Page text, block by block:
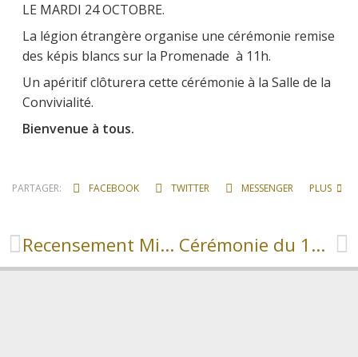
LE MARDI 24 OCTOBRE.
La légion étrangère organise une cérémonie remise
des képis blancs sur la Promenade à 11h.
Un apéritif clôturera cette cérémonie à la Salle de la
Convivialité.
Bienvenue à tous.
PARTAGER: FACEBOOK TWITTER MESSENGER PLUS
Recensement Militaire Cérémonie du 11 novembre 2023